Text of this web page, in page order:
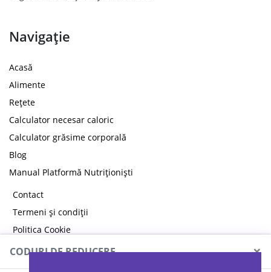
Navigație
Acasă
Alimente
Rețete
Calculator necesar caloric
Calculator grăsime corporală
Blog
Manual Platformă Nutriționiști
Contact
Termeni și condiții
Politica Cookie
Politica de confidențialitate
CODURI DE REDUCERE ×